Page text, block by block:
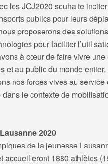
les JOJ2020 souhaite
publics pour leurs
proposerons des
pour faciliter
à cœur de faire vivre
et au public du monde
nos forces vives au
le contexte de
2020
de la jeunesse
accueilleront 1880 athlètes